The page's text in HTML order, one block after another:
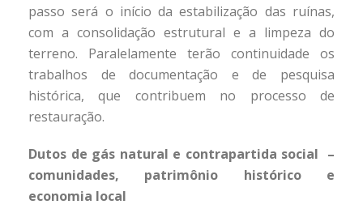
passo será o início da estabilização das ruínas,
com a consolidação estrutural e a limpeza do
terreno. Paralelamente terão continuidade os
trabalhos de documentação e de pesquisa
histórica, que contribuem no processo de
restauração.
Dutos de gás natural e contrapartida social –
comunidades, patrimônio histórico e
economia local